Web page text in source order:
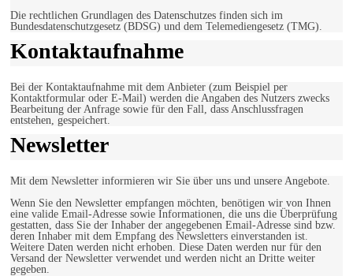
Die rechtlichen Grundlagen des Datenschutzes finden sich im
Bundesdatenschutzgesetz (BDSG) und dem Telemediengesetz (TMG).
Kontaktaufnahme
Bei der Kontaktaufnahme mit dem Anbieter (zum Beispiel per
Kontaktformular oder E-Mail) werden die Angaben des Nutzers zwecks
Bearbeitung der Anfrage sowie für den Fall, dass Anschlussfragen
entstehen, gespeichert.
Newsletter
Mit dem Newsletter informieren wir Sie über uns und unsere Angebote.
Wenn Sie den Newsletter empfangen möchten, benötigen wir von Ihnen
eine valide Email-Adresse sowie Informationen, die uns die Überprüfung
gestatten, dass Sie der Inhaber der angegebenen Email-Adresse sind bzw.
deren Inhaber mit dem Empfang des Newsletters einverstanden ist.
Weitere Daten werden nicht erhoben. Diese Daten werden nur für den
Versand der Newsletter verwendet und werden nicht an Dritte weiter
gegeben.